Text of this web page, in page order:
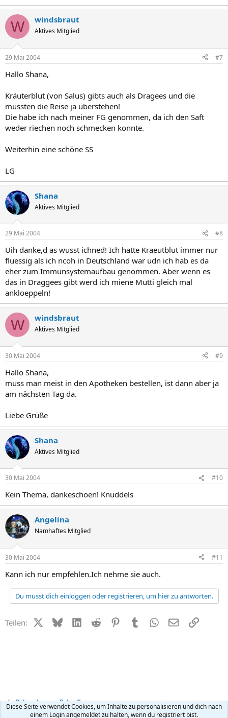
W windsbraut
Aktives Mitglied
29 Mai 2004 #7
Hallo Shana,
Kräuterblut (von Salus) gibts auch als Dragees und die
müssten die Reise ja überstehen!
Die habe ich nach meiner FG genommen, da ich den Saft
weder riechen noch schmecken konnte.
Weiterhin eine schöne SS
LG
Shana
Aktives Mitglied
29 Mai 2004 #8
Uih danke,d as wusst ichned! Ich hatte Kraeutblut immer nur
fluessig als ich ncoh in Deutschland war udn ich hab es da
eher zum Immunsystemaufbau genommen. Aber wenn es
das in Draggees gibt werd ich miene Mutti gleich mal
ankloeppeln!
W windsbraut
Aktives Mitglied
30 Mai 2004 #9
Hallo Shana,
muss man meist in den Apotheken bestellen, ist dann aber ja
am nächsten Tag da.
Liebe Grüße
Shana
Aktives Mitglied
30 Mai 2004 #10
Kein Thema, dankeschoen! Knuddels
Angelina
Namhaftes Mitglied
30 Mai 2004 #11
Kann ich nur empfehlen.Ich nehme sie auch.
Du musst dich einloggen oder registrieren, um hier zu antworten.
Teilen: X (Twitter)
BlueskyLinkedIn
Reddit PinterestTumblr WhatsApp
E-MailLink
Babynahrung + Babypflege
Diese Seite verwendet Cookies, um Inhalte zu personalisieren und dich nach
einem Login angemeldet zu halten, wenn du registriert bist.